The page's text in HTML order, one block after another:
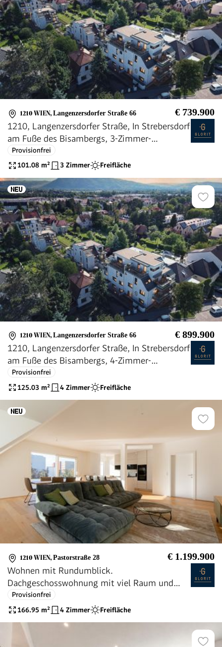
1210 WIEN, Langenzersdorfer Straße 66 € 739.900
1210, Langenzersdorfer Straße, In Strebersdorf
am Fuße des Bisambergs, 3-Zimmer-
Eigentumswohnung
Provisionfrei
101.08 m² 3 Zimmer Freifläche
1210 WIEN, Langenzersdorfer Straße 66 € 899.900
1210, Langenzersdorfer Straße, In Strebersdorf
am Fuße des Bisambergs, 4-Zimmer-
Eigentumswohnung
Provisionfrei
125.03 m² 4 Zimmer Freifläche
1210 WIEN, Pastorstraße 28 € 1.199.900
Wohnen mit Rundumblick.
Dachgeschosswohnung mit viel Raum und
Terrassentraum
Provisionfrei
166.95 m² 4 Zimmer Freifläche